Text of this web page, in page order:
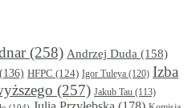
(258) Andrzej Duda (158)
(136) HFPC (124) Igor Tuleya (120) Izba
(257) Jakub Tau (113)